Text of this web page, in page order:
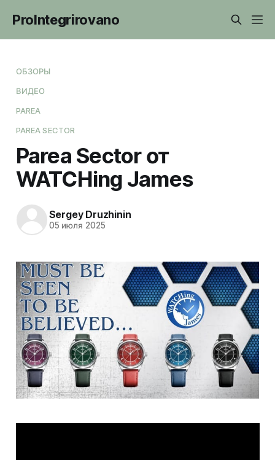
ProIntegrirovano
ОБЗОРЫ
ВИДЕО
PAREA
PAREA SECTOR
Parea Sector от
WATCHing James
Sergey Druzhinin
05 июля 2025